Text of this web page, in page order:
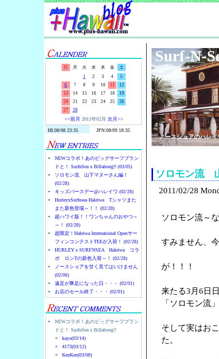
日 月 火 水 木 金
土
1
2 3 4
5
6
7 8 9 10 11
12
13
14 15 16 17 18
19
20
21 22 23 24 25
26
27
28
<<前月 2011年02月 次月>>
NEWコラボ！あのビッグサーフブラン
ドと！ SurfnSea x Billabong!! (03/05)
ソロモン流 山下マヌーさん編！
(02/28)
キッズバースデー@ハレイワ (02/28)
HurleyxSurfnsea Haleiwa Tシャツまた
また新色登場～！！ (02/28)
超ハワイ版！！ワンちゃんのおやつ～
～！ (02/28)
超限定！Haleiwa International Openサー
フィンコンテストTEEが入荷！ (02/28)
HURLEYｘSURFNSEA Haleiwa コラ
ボ ロンTの新色入荷～！ (02/28)
ノースショアを甘く見てはいけません
(02/06)
遠足が豚足になった日・・・ (02/01)
お店のセール終了・・・ (02/01)
NEWコラボ！あのビッグサーフブラン
ドと！ SurfnSea x Billabong!!
kayo(03/14)
4173(03/12)
KenKen(03/08)
Surf-N-
ノースショアのハレ
ソロモン流
2011/02/28
ソロモン流～
すみません、
が！！！
来たる3月6日
「ソロモン流
そして実はお
た。